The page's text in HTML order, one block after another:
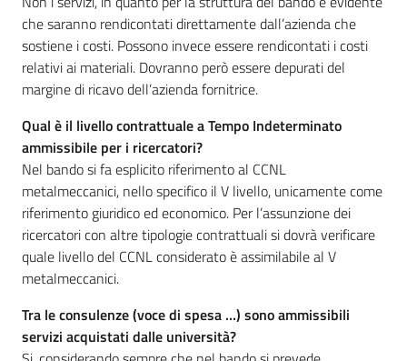
Servizi
Comunicazione
e
partecipazione
Seguici
su
che saranno rendicontati direttamente dall’azienda che
sostiene i costi. Possono invece essere rendicontati i costi
relativi ai materiali. Dovranno però essere depurati del
margine di ricavo dell’azienda fornitrice.
Qual è il livello contrattuale a Tempo Indeterminato
ammissibile per i ricercatori?
Nel bando si fa esplicito riferimento al CCNL
metalmeccanici, nello specifico il V livello, unicamente come
riferimento giuridico ed economico. Per l’assunzione dei
ricercatori con altre tipologie contrattuali si dovrà verificare
quale livello del CCNL considerato è assimilabile al V
metalmeccanici.
Tra le consulenze (voce di spesa …) sono ammissibili
servizi acquistati dalle università?